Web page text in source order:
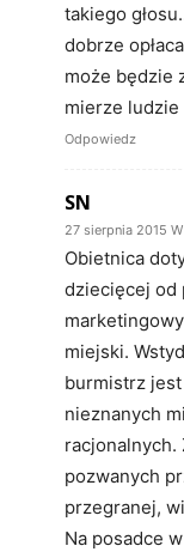
takiego
dobrze
może będzie
mierze ludzie
Odpowiedz
SN
27 sierpnia 2015
Obietnica
dziecięcej od
miejski.
burmistrz
nieznanych
racjonalnych.
pozwanych
przegranej,
Na posadce